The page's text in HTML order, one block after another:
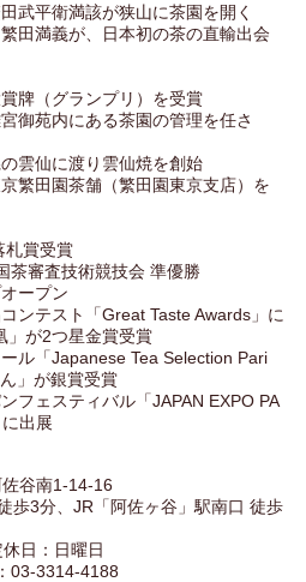
武平衛満該が狭山に茶園を開く
田満義が、日本初の茶の直輸出会
牌（グランプリ）を受賞
御苑内にある茶園の管理を任さ
雲仙に渡り雲仙焼を創始
繁田園茶舗（繁田園東京支店）を
札賞受賞
茶審査技術競技会 準優勝
ープン
ンテスト「Great Taste Awards」に
」が2つ星金賞受賞
ル「Japanese Tea Selection Pari
」が銀賞受賞
フェスティバル「JAPAN EXPO PA
出展
谷南1-14-16
歩3分、JR「阿佐ヶ谷」駅南口 徒歩
日：日曜日
03-3314-4188